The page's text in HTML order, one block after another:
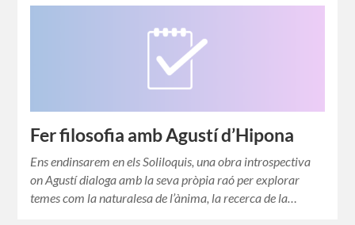
Fer filosofia amb Agustí d’Hipona
Ens endinsarem en els Soliloquis, una obra introspectiva
on Agustí dialoga amb la seva pròpia raó per explorar
temes com la naturalesa de l’ànima, la recerca de la…